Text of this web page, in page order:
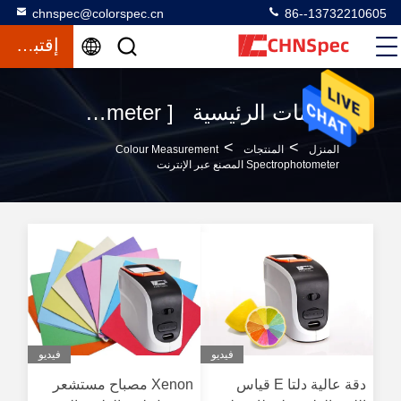
chnspec@colorspec.cn 86--13732210605
إقتباس
الكلمات الرئيسية [ colour measurement spectrophotometer ] تطابق 120 المنتجات
المنزل > المنتجات >
Colour Measurement
Spectrophotometer المصنع عبر الإنترنت
فيديو
دقة عالية دلتا E قياس
فيديو
Xenon مصباح مستشعر